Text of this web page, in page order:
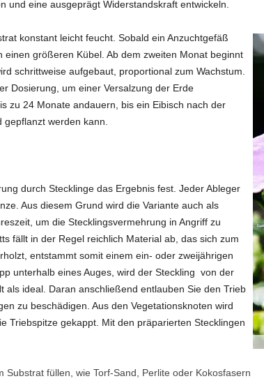
und eine ausgeprägt Widerstandskraft entwickeln.
konstant leicht feucht. Sobald ein Anzuchtgefäß
größeren Kübel. Ab dem zweiten Monat beginnt
schrittweise aufgebaut, proportional zum Wachstum.
Dosierung, um einer Versalzung der Erde
zu 24 Monate andauern, bis ein Eibisch nach der
werden kann.
durch Stecklinge das Ergebnis fest. Jeder Ableger
Aus diesem Grund wird die Variante auch als
um die Stecklingsvermehrung in Angriff zu
fällt in der Regel reichlich Material ab, das sich zum
entstammt somit einem ein- oder zweijährigen
unterhalb eines Auges, wird der Steckling von der
ideal. Daran anschließend entlauben Sie den Trieb
zu beschädigen. Aus den Vegetationsknoten wird
Triebspitze gekappt. Mit den präparierten Stecklingen
füllen, wie Torf-Sand, Perlite oder Kokosfasern